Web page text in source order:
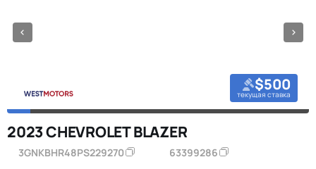
$500
текущая ставка
2023 CHEVROLET BLAZER
3GNKBHR48PS229270 63399286